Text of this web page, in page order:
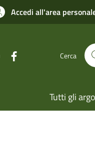
Accedi all'area
Cerca
Tutti gli